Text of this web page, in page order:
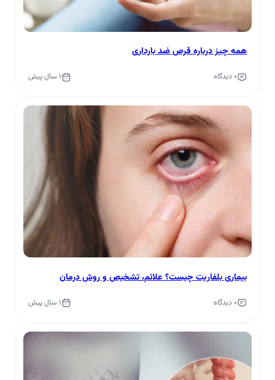
همه چیز درباره قرص ضد‌ بارداری
0 دیدگاه 1 سال پیش
بیماری بلفاریت چیست؟ علائم، تشخیص و روش درمان
0 دیدگاه 1 سال پیش